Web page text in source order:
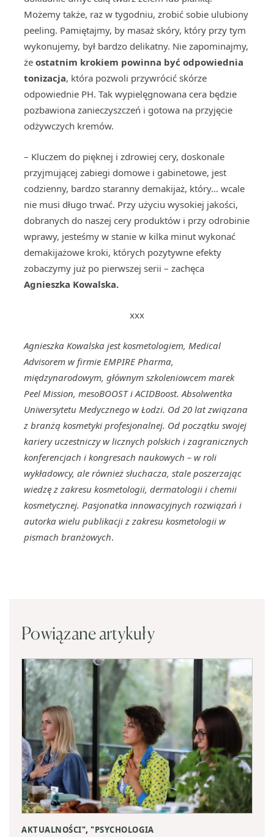
Możemy także, raz w tygodniu, zrobić sobie ulubiony
peeling. Pamiętajmy, by masaż skóry, który przy tym
wykonujemy, był bardzo delikatny. Nie zapominajmy,
że ostatnim krokiem powinna być odpowiednia
tonizacja, która pozwoli przywrócić skórze
odpowiednie PH. Tak wypielęgnowana cera będzie
pozbawiona zanieczyszczeń i gotowa na przyjęcie
odżywczych kremów.
– Kluczem do pięknej i zdrowiej cery, doskonale
przyjmującej zabiegi domowe i gabinetowe, jest
codzienny, bardzo staranny demakijaż, który… wcale
nie musi długo trwać. Przy użyciu wysokiej jakości,
dobranych do naszej cery produktów i przy odrobinie
wprawy, jesteśmy w stanie w kilka minut wykonać
demakijażowe kroki, których pozytywne efekty
zobaczymy już po pierwszej serii – zachęca
Agnieszka Kowalska.
xxx
Agnieszka Kowalska jest kosmetologiem, Medical
Advisorem w firmie EMPIRE Pharma,
międzynarodowym, głównym szkoleniowcem marek
Peel Mission, mesoBOOST i ACIDBoost. Absolwentka
Uniwersytetu Medycznego w Łodzi. Od 20 lat związana
z branżą kosmetyki profesjonalnej. Od początku swojej
kariery uczestniczy w licznych polskich i zagranicznych
konferencjach i kongresach naukowych – w roli
wykładowcy, ale również słuchacza, stale poszerzając
wiedzę z zakresu kosmetologii, dermatologii i chemii
kosmetycznej. Pasjonatka innowacyjnych rozwiązań i
autorka wielu publikacji z zakresu kosmetologii w
pismach branżowych.
Powiązane artykuły
AKTUALNOŚCI", "PSYCHOLOGIA